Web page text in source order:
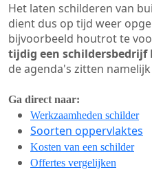
Het laten schilderen van
dient dus op tijd weer
bijvoorbeeld houtrot te
tijdig een schildersbedrijf
de agenda's zitten
Ga direct naar:
Werkzaamheden schilder
Soorten oppervlaktes
Kosten van een schilder
Offertes vergelijken